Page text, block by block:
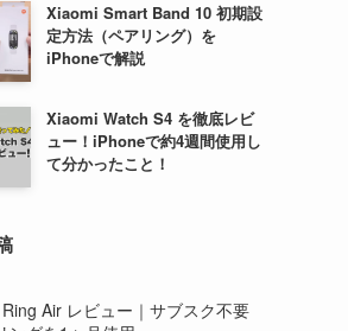
Xiaomi Smart Band 10 初期設
定方法（ペアリング）を
iPhoneで解説
Xiaomi Watch S4 を徹底レビ
ュー！iPhoneで約4週間使用し
て分かったこと！
Air レビュー｜サブスク不要